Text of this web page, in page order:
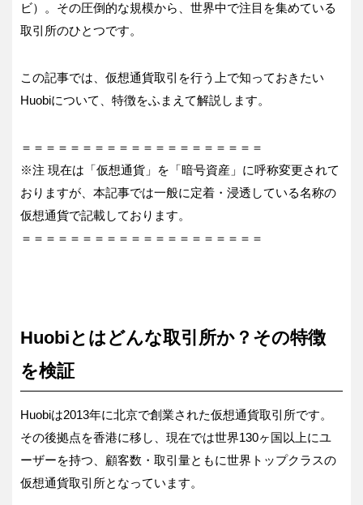
ビ）。その圧倒的な規模から、世界中で注目を集めている
取引所のひとつです。
この記事では、仮想通貨取引を行う上で知っておきたい
Huobiについて、特徴をふまえて解説します。
＝＝＝＝＝＝＝＝＝＝＝＝＝＝＝＝＝＝＝＝
※注 現在は「仮想通貨」を「暗号資産」に呼称変更されて
おりますが、本記事では一般に定着・浸透している名称の
仮想通貨で記載しております。
＝＝＝＝＝＝＝＝＝＝＝＝＝＝＝＝＝＝＝＝
Huobiとはどんな取引所か？その特徴
を検証
Huobiは2013年に北京で創業された仮想通貨取引所です。
その後拠点を香港に移し、現在では世界130ヶ国以上にユ
ーザーを持つ、顧客数・取引量ともに世界トップクラスの
仮想通貨取引所となっています。